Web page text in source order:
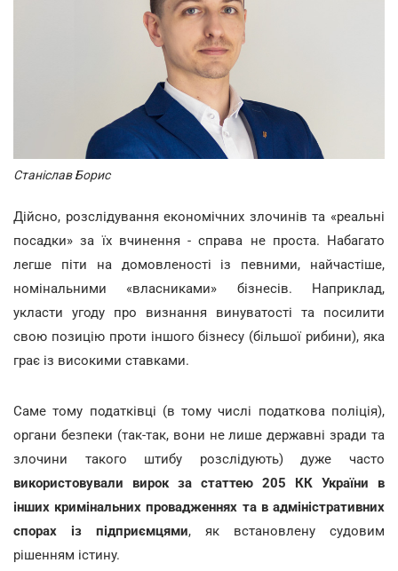
Станіслав Борис
Дійсно, розслідування економічних злочинів та «реальні
посадки» за їх вчинення - справа не проста. Набагато
легше піти на домовленості із певними, найчастіше,
номінальними «власниками» бізнесів. Наприклад,
укласти угоду про визнання винуватості та посилити
свою позицію проти іншого бізнесу (більшої рибини), яка
грає із високими ставками.
Саме тому податківці (в тому числі податкова поліція),
органи безпеки (так-так, вони не лише державні зради та
злочини такого штибу розслідують) дуже часто
використовували вирок за статтею 205 КК України в
інших кримінальних провадженнях та в адміністративних
спорах із підприємцями, як встановлену судовим
рішенням істину.